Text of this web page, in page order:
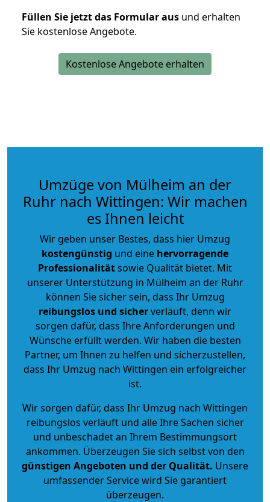
Füllen Sie jetzt das Formular aus und erhalten
Sie kostenlose Angebote.
Kostenlose Angebote erhalten
Umzüge von Mülheim an der
Ruhr nach Wittingen: Wir machen
es Ihnen leicht
Wir geben unser Bestes, dass hier Umzug
kostengünstig und eine hervorragende
Professionalitätsowie Qualität bietet. Mit
unserer Unterstützung in Mülheim an der Ruhr
können Sie sicher sein, dass Ihr Umzug
reibungslos und sicherverläuft, denn wir
sorgen dafür, dass Ihre Anforderungen und
Wünsche erfüllt werden. Wir haben die besten
Partner, um Ihnen zu helfen und sicherzustellen,
dass Ihr Umzug nach Wittingen ein erfolgreicher
ist.
Wir sorgen dafür, dass Ihr Umzug nach Wittingen
reibungslos verläuft und alle Ihre Sachen sicher
und unbeschadet an Ihrem Bestimmungsort
ankommen. Überzeugen Sie sich selbst von den
günstigen Angeboten und der Qualität. Unsere
umfassender Service wird Sie garantiert
überzeugen.